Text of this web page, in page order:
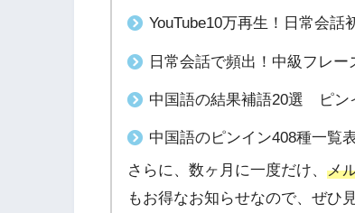
YouTube10万再生！日常会
日常会話で頻出！中級フレ
中国語の結果補語20選 ピン
中国語のピンイン408種一覧表
さらに、数ヶ月に一度だけ、メ
もお得なお知らせなので、ぜひ